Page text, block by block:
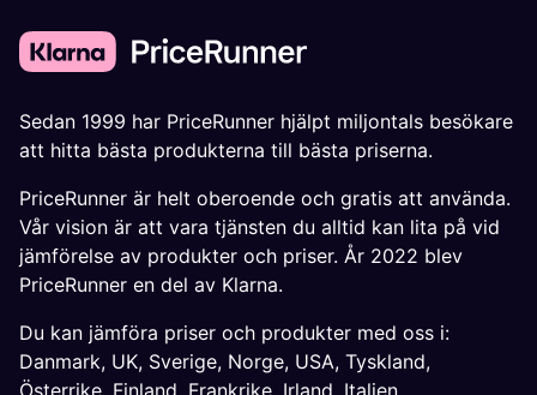
Sedan 1999 har PriceRunner hjälpt miljontals besökare
att hitta bästa produkterna till bästa priserna.
PriceRunner är helt oberoende och gratis att använda.
Vår vision är att vara tjänsten du alltid kan lita på vid
jämförelse av produkter och priser. År 2022 blev
PriceRunner en del av Klarna.
Du kan jämföra priser och produkter med oss i:
Danmark, UK, Sverige, Norge, USA, Tyskland,
Österrike Finland Frankrike Irland Italien